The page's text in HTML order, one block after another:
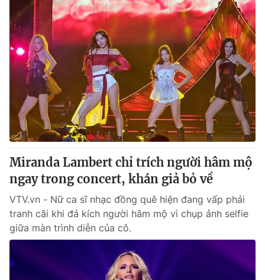
® Cấm sao chép dưới mọi hình thức nếu không có sự chấp
thuận bằng văn bản. Ghi rõ nguồn VTV.vn khi phát hành lại
thông tin từ website này.
Miranda Lambert chỉ trích người hâm mộ
ngay trong concert, khán giả bỏ về
VTV.vn - Nữ ca sĩ nhạc đồng quê hiện đang vấp phải
tranh cãi khi đả kích người hâm mộ vì chụp ảnh selfie
giữa màn trình diễn của cô.